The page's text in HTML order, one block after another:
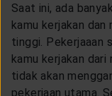
Saat ini, ada
kamu kerjakan
tinggi. Pekerjaaan
kamu kerjakan dari
tidak akan
pekerjaan utama.